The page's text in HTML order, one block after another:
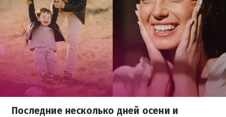
Последние несколько дней осени и